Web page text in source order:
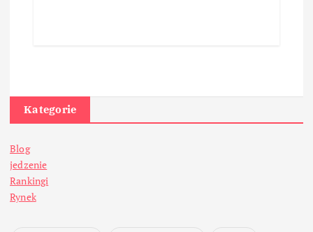
Kategorie
Blog
jedzenie
Rankingi
Rynek